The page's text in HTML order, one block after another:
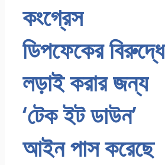
কংগ্রেস
ডিপফেকের বিরুদ্ধে
লড়াই করার জন্য
‘টেক ইট ডাউন’
আইন পাস করেছে